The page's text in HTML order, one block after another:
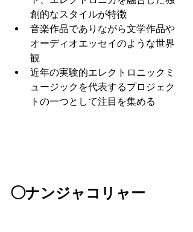
創的なスタイルが特徴
音楽作品でありながら文学作品や
オーディオエッセイのような世界
観
近年の実験的エレクトロニックミ
ュージックを代表するプロジェク
トの一つとして注目を集める
◯ナンジャコリャー